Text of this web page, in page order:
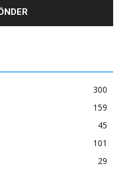
300
159
45
101
29